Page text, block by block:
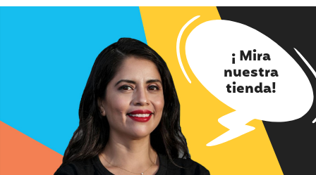
¡ Mira
nuestra
tienda!